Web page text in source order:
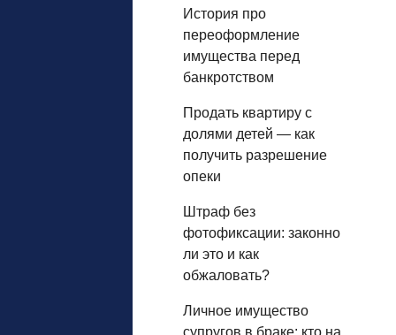
История про
переоформление
имущества перед
банкротством
Продать квартиру с
долями детей — как
получить разрешение
опеки
Штраф без
фотофиксации: законно
ли это и как
обжаловать?
Личное имущество
супругов в браке: кто на